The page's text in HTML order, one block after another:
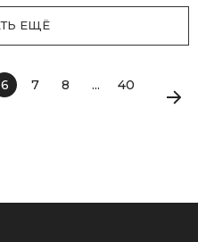
ЕЩЁ
6 7 8 ...
40